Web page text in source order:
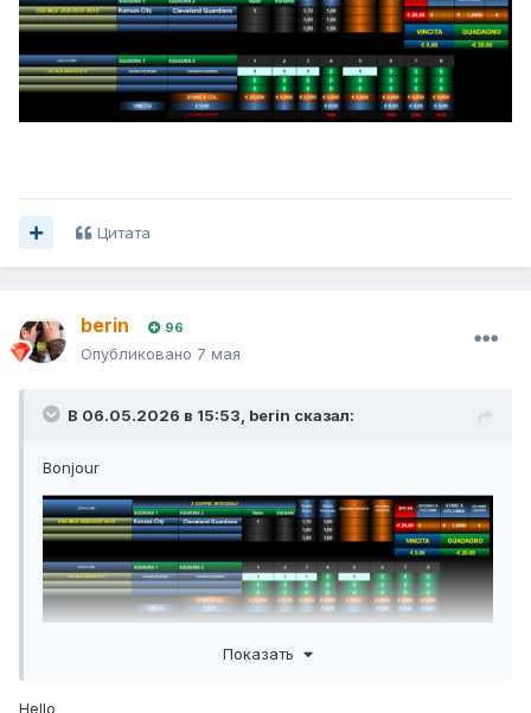
Цитата
berin 96
Опубликовано 7 мая
В 06.05.2026 в 15:53, berin сказал:
Bonjour
Показать
Hello